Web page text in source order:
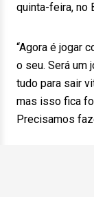
quinta-feira, no
“Agora é jogar
o seu. Será um
tudo para sair
mas isso fica
Precisamos